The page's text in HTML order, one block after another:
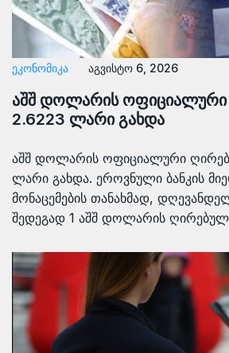
ᲔᲙᲝᲜᲝᲛᲘᲙᲐ აგვისტო 6, 2026
აშშ დოლარის ოფიციალური
2.6223 ლარი გახდა
აშშ დოლარის ოფიციალური
ლარი გახდა. ეროვნული ბანკის
მონაცემების თანახმად,
შედეგად 1 აშშ დოლარის